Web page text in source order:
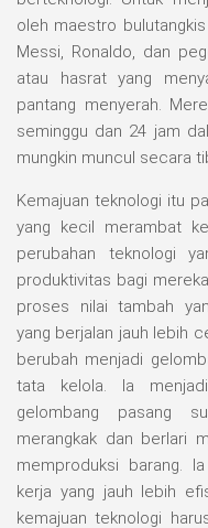
oleh maestro
Messi, Ronaldo, dan
atau hasrat yang
pantang menyerah.
seminggu dan 24 jam
mungkin muncul secara
Kemajuan teknologi itu
yang kecil merambat
perubahan teknologi
produktivitas bagi
proses nilai tambah
yang berjalan jauh lebih
berubah menjadi
tata kelola. Ia
gelombang pasang
merangkak dan berlari
memproduksi barang.
kerja yang jauh lebih
kemajuan teknologi